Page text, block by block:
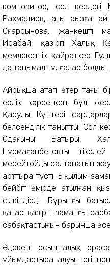
композитор, сол кездегі
Рахмадиев, аты аңызға
Оңғарсынова, жанкешті
Исабай, қазіргі Халық
мемлекеттік қайраткер
да танымал тұлғалар болды.
Айрықша атап өтер тағы
ерлік көрсеткен бұл
Қарулы Күштері
белсенділік танытты. Сол
Одағының Батыры,
Нұрмағанбетовтың
мерейтойдың салтанатын
арттыра түсті. Ықылым
бейбіт өмірде атылған
сілкіндірді. Бұрынғы
қатар қазіргі заманғы
сабақтастығын барынша
Әдекеңнің осыншалық
ұйымдастыра алуы